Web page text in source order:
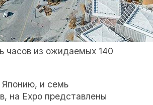
часов из ожидаемых 140
Японию, и семь
на Expo представлены